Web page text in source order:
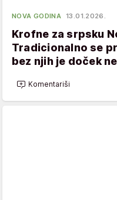
NOVA GODINA 13.01.2026.
Krofne za srpsku
Tradicionalno se
bez njih je doček
Komentariši